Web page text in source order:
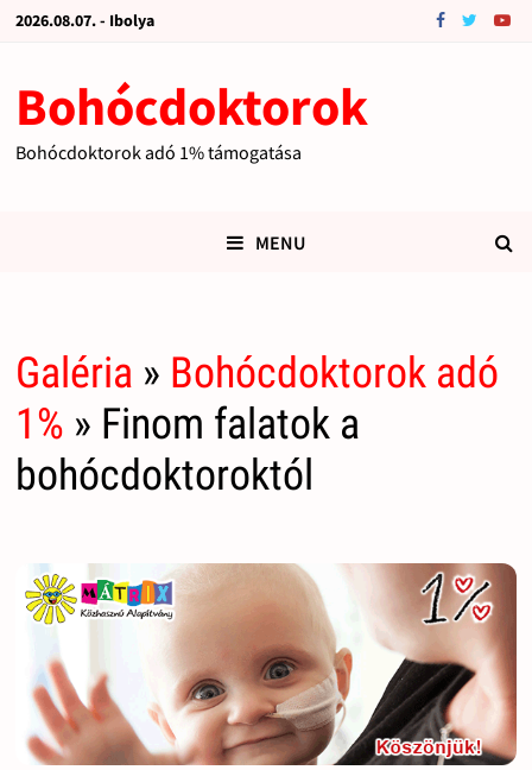
2026.08.07. - Ibolya
Bohócdoktorok
Bohócdoktorok adó 1% támogatása
MENU
Galéria » Bohócdoktorok adó
1% » Finom falatok a
bohócdoktoroktól